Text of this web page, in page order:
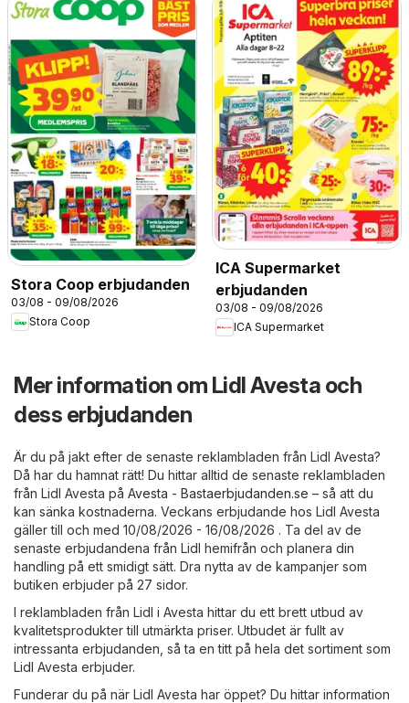
Stora Coop erbjudanden
03/08 - 09/08/2026
Stora Coop
ICA Supermarket
erbjudanden
03/08 - 09/08/2026
ICA Supermarket
Mer information om Lidl Avesta och
dess erbjudanden
Är du på jakt efter de senaste reklambladen från Lidl Avesta?
Då har du hamnat rätt! Du hittar alltid de senaste reklambladen
från Lidl Avesta på Avesta - Bastaerbjudanden.se – så att du
kan sänka kostnaderna. Veckans erbjudande hos Lidl Avesta
gäller till och med 10/08/2026 - 16/08/2026 . Ta del av de
senaste erbjudandena från Lidl hemifrån och planera din
handling på ett smidigt sätt. Dra nytta av de kampanjer som
butiken erbjuder på 27 sidor.
I reklambladen från Lidl i Avesta hittar du ett brett utbud av
kvalitetsprodukter till utmärkta priser. Utbudet är fullt av
intressanta erbjudanden, så ta en titt på hela det sortiment som
Lidl Avesta erbjuder.
Funderar du på när Lidl Avesta har öppet? Du hittar information